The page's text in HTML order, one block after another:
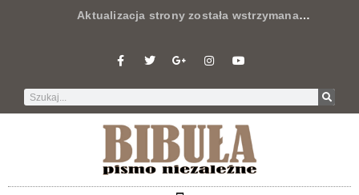
Aktualizacja strony została wstrzymana…